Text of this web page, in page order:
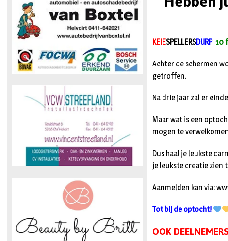
KEIESPELLERSDURP 10
Achter de schermen
getroffen.
Na drie jaar zal er
Maar wat is een
mogen te
Dus haal je leukste
je leukste creatie zien
Aanmelden kan via:
Tot bij de optocht!
OOK